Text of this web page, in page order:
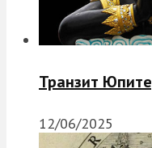
Транзит
12/06/2025